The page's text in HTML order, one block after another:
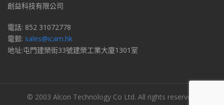
創益科技有限公司
電話: 852 31072778
電郵: sales@icam.hk
地址:屯門建榮街33號建榮工業大廈1301室
© 2003 Alcon Technology Co Ltd. All rights reserved.